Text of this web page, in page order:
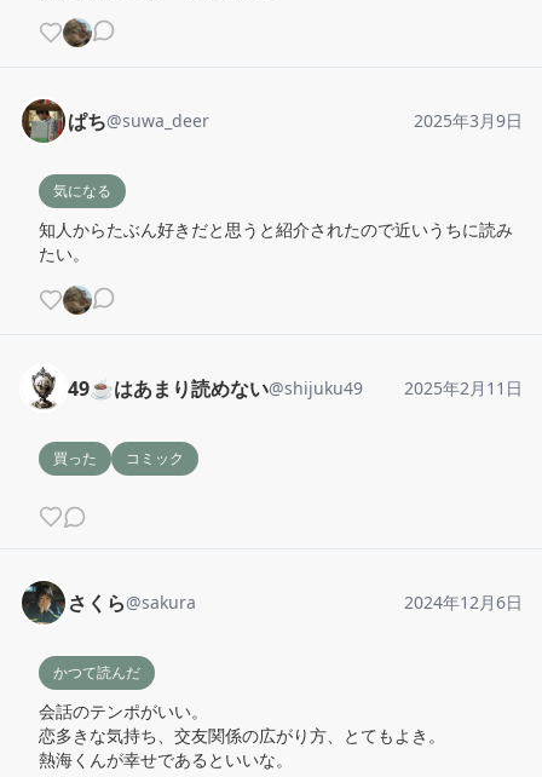
ぱち@suwa_deer 2025年3月9日
気になる
知人からたぶん好きだと思うと紹介されたので近いうちに読み
たい。
49☕️はあまり読めない@shijuku49 2025年2月11日
買った コミック
さくら@sakura 2024年12月6日
かつて読んだ
会話のテンポがいい。
恋多きな気持ち、交友関係の広がり方、とてもよき。
熱海くんが幸せであるといいな。